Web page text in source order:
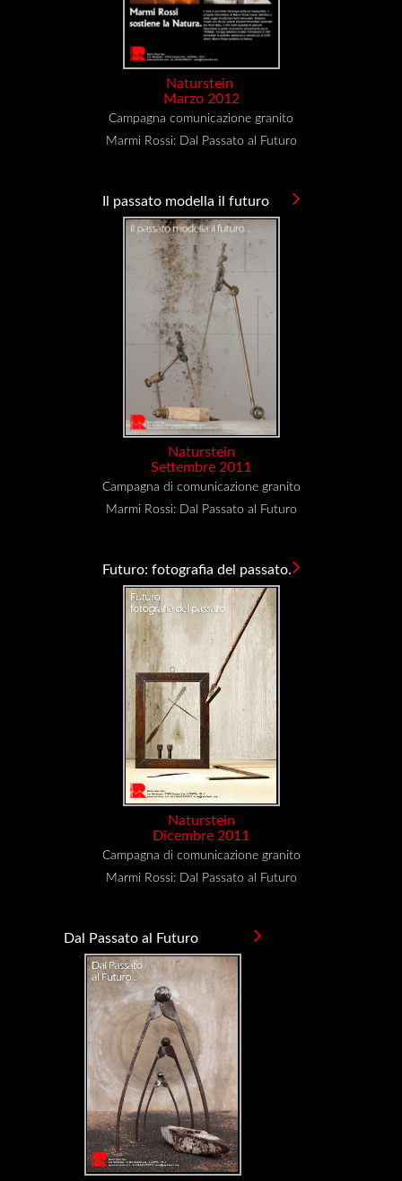
Naturstein
Marzo 2012
Campagna comunicazione granito
Marmi Rossi: Dal Passato al Futuro
Il passato modella il futuro
Naturstein
Settembre 2011
Campagna di comunicazione granito
Marmi Rossi: Dal Passato al Futuro
Futuro: fotografia del passato.
Naturstein
Dicembre 2011
Campagna di comunicazione granito
Marmi Rossi: Dal Passato al Futuro
Dal Passato al Futuro